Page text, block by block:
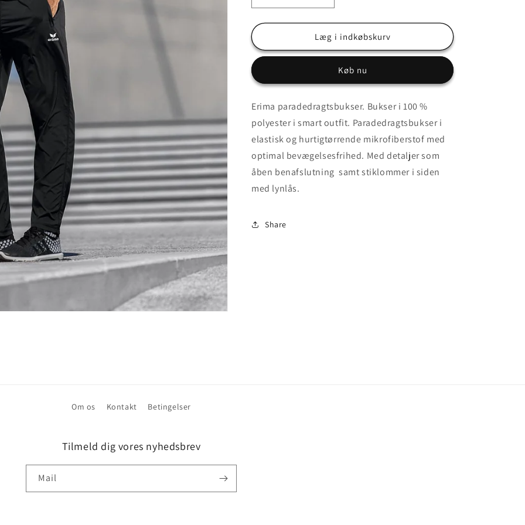
antallet
for
str.
Paradedragtsbukser
antallet
for
Outlet
str.
Atlanta
Paradedragtsbukser
Læg i indkøbskurv
Køb nu
Erima paradedragtsbukser. Bukser i 100 %
polyester i smart outfit. Paradedragtsbukser i
elastisk og hurtigtørrende mikrofiberstof med
optimal bevægelsesfrihed. Med detaljer som
åben benafslutning samt stiklommer i siden
med lynlås.
Share
Om os Kontakt Betingelser
Tilmeld dig vores nyhedsbrev
Mail